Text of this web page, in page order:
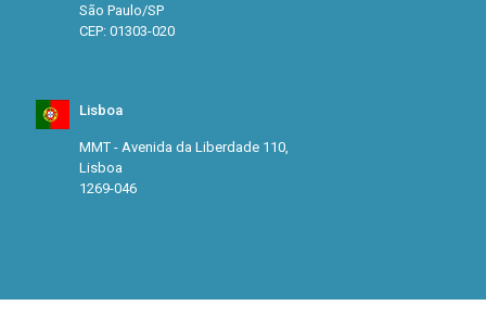
São Paulo/SP
CEP: 01303-020
Lisboa
MMT - Avenida da Liberdade 110,
Lisboa
1269-046